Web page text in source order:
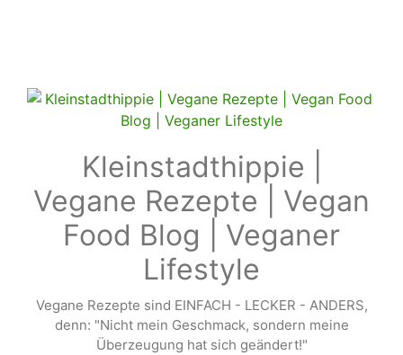
Kleinstadthippie |
Vegane Rezepte | Vegan
Food Blog | Veganer
Lifestyle
Vegane Rezepte sind EINFACH - LECKER - ANDERS,
denn: "Nicht mein Geschmack, sondern meine
Überzeugung hat sich geändert!"